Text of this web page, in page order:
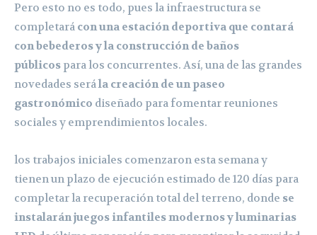
Pero esto no es todo, pues la infraestructura se
completará con una estación deportiva que contará
con bebederos y la construcción de baños
públicos para los concurrentes. Así, una de las grandes
novedades serála creación de un paseo
gastronómico diseñado para fomentar reuniones
sociales y emprendimientos locales.
los trabajos iniciales comenzaron esta semana y
tienen un plazo de ejecución estimado de 120 días para
completar la recuperación total del terreno, donde se
instalarán juegos infantiles modernos y luminarias